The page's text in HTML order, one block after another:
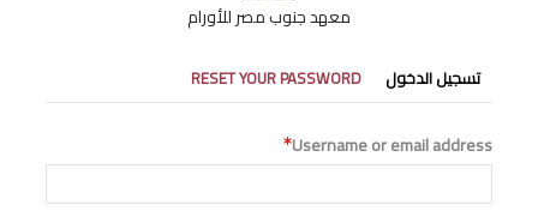
معهد جنوب مصر للأورام
التبويبات
الأساسية
تسجيل الدخول RESET YOUR PASSWORD
Username or email address